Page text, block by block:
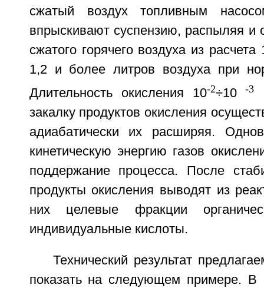
сжатый воздух топливным
впрыскивают суспензию, распыляя и
сжатого горячего воздуха из
1,2 и более литров воздуха при
Длительность окисления 10-2÷10 -3
закалку продуктов окисления
адиабатически их расширяя.
кинетическую энергию газов
поддержание процесса. После
продукты окисления выводят из
них целевые фракции
индивидуальные кислоты.
Технический результат
показать на следующем примере. В